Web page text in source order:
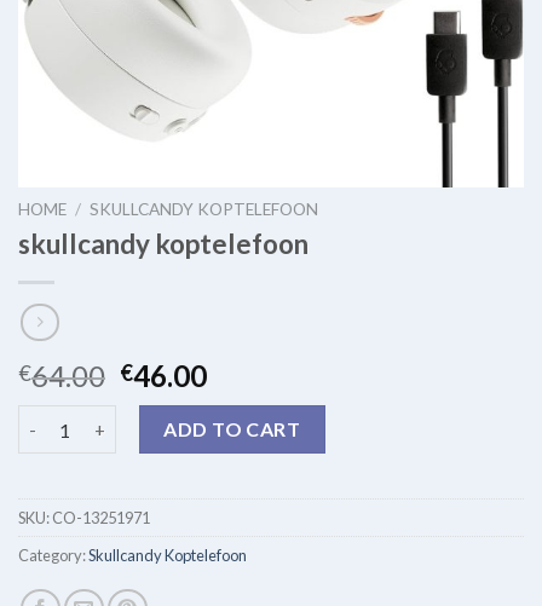
HOME / SKULLCANDY KOPTELEFOON
skullcandy koptelefoon
€64.00 €46.00
ADD TO CART
SKU:CO-13251971
Category:Skullcandy Koptelefoon